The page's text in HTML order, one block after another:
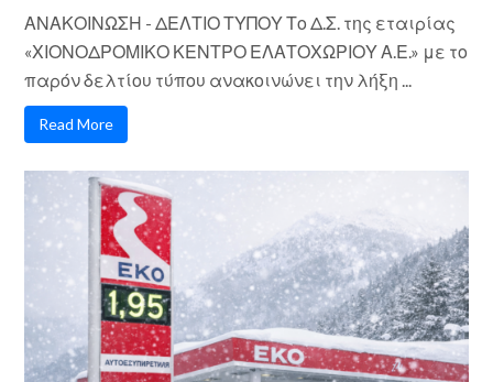
ΑΝΑΚΟΙΝΩΣΗ - ΔΕΛΤΙΟ ΤΥΠΟΥ Το Δ.Σ. της εταιρίας
«ΧΙΟΝΟΔΡΟΜΙΚΟ ΚΕΝΤΡΟ ΕΛΑΤΟΧΩΡΙΟΥ Α.Ε.» με το
παρόν δελτίου τύπου ανακοινώνει την λήξη ...
Read More